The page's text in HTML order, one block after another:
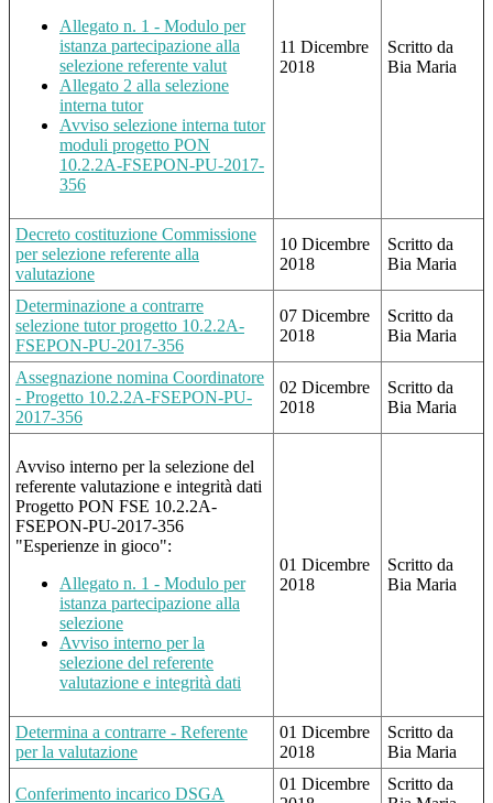
Allegato n. 1 - Modulo per
istanza partecipazione alla
selezione referente valut
Allegato 2 alla selezione
interna tutor
Avviso selezione interna tutor
moduli progetto PON
10.2.2A-FSEPON-PU-2017-
356
11 Dicembre
2018
Scritto da
Bia Maria
Decreto costituzione Commissione
per selezione referente alla
valutazione
10 Dicembre
2018
Scritto da
Bia Maria
Determinazione a contrarre
selezione tutor progetto 10.2.2A-
FSEPON-PU-2017-356
07 Dicembre
2018
Scritto da
Bia Maria
Assegnazione nomina Coordinatore
- Progetto 10.2.2A-FSEPON-PU-
2017-356
02 Dicembre
2018
Scritto da
Bia Maria
Avviso interno per la selezione del
referente valutazione e integrità dati
Progetto PON FSE 10.2.2A-
FSEPON-PU-2017-356
"Esperienze in gioco":
Allegato n. 1 - Modulo per
istanza partecipazione alla
selezione
Avviso interno per la
selezione del referente
valutazione e integrità dati
01 Dicembre
2018
Scritto da
Bia Maria
Determina a contrarre - Referente
per la valutazione
01 Dicembre
2018
Scritto da
Bia Maria
Conferimento incarico DSGA
01 Dicembre
Scritto da